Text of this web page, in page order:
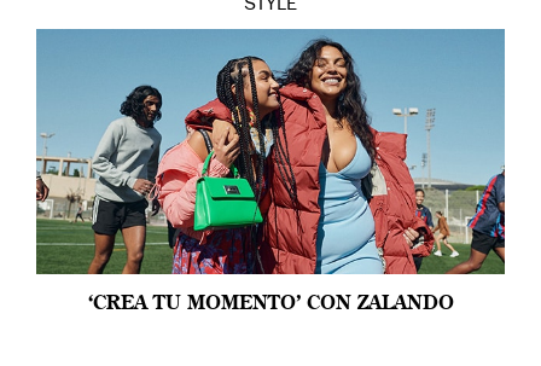
STYLE
‘CREA TU MOMENTO’ CON ZALANDO